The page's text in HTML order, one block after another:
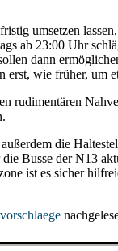
umsetzen
ab 23:00 Uhr
dann
erst, wie früher, um
rudimentären
die
Busse der N13
ist es sicher